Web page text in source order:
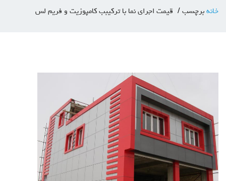
خانه برچسب قیمت اجرای نما با ترکیبب کامپوزیت و فریم لس